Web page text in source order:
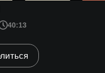
40:13